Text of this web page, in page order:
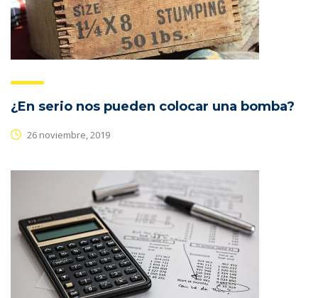
¿En serio nos pueden colocar una bomba?
26 noviembre, 2019